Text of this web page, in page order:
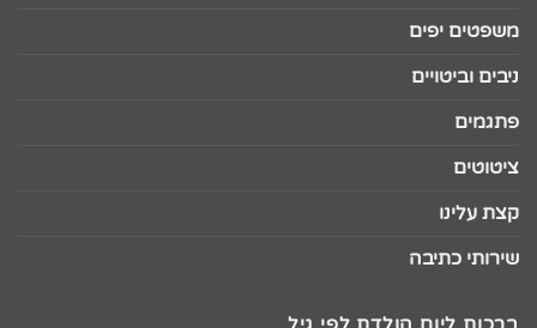
משפטים יפים
ניבים וביטויים
פתגמים
ציטוטים
קצת עלינו
שירותי כתיבה